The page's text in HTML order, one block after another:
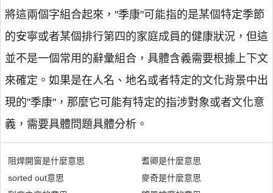
將這兩個字組合起來，"季康"可能指的是某個特定季節
的安寧或者某個排行第四的家庭成員的健康狀況，但這
並不是一個常用的辭彙組合，具體含義需要根據上下文
來確定。如果是在人名、地名或者特定的文化背景中出
現的"季康"，那麼它可能有特定的指涉對象或者文化意
義，需要具體問題具體分析。
阻焊開窗是什麼意思
sorted out意思
耆卿是什麼意思
麥奇是什麼意思